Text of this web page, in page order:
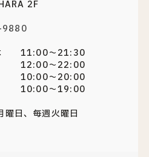
2F
11:00～21:30
～22:00
～20:00
～19:00
曜日、毎週火曜日